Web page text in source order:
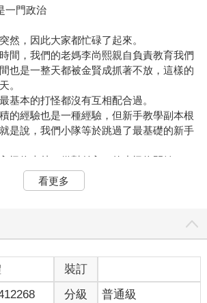
一門政治
然，因此大家都忙碌了起來。
間，我們的老媽李尚熙親自負責教育我們
也是一整天都被金賢成抓著不放，這樣的
。
基本的打怪都沒有互相配合過。
的經驗也是一種經驗，但新手教學副本根
是說，我們小隊等於跳過了最基礎的新手
怪物森林，從對付入口的小怪物開始。
覺得這對整體能力值偏高的金賢成小隊而
此，這樣的成長過程還是很重要，畢竟無
副本了，大家都在全神貫注地學習基本知
的種類和特徵而已，攻掠副本的事前準備
公會的小隊攬下了。
在照顧我們，而我們相當於享有特別待
看更多
裝訂
分級 普通級